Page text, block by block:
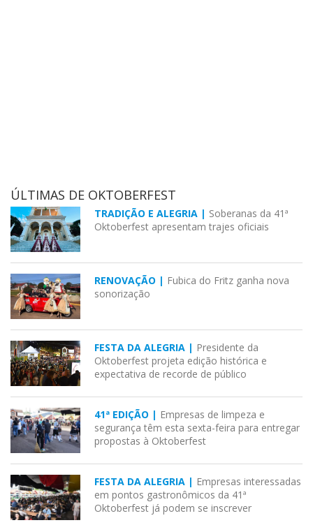
ÚLTIMAS DE OKTOBERFEST
TRADIÇÃO E ALEGRIA | Soberanas da 41ª
Oktoberfest apresentam trajes oficiais
RENOVAÇÃO | Fubica do Fritz ganha nova
sonorização
FESTA DA ALEGRIA | Presidente da
Oktoberfest projeta edição histórica e
expectativa de recorde de público
41ª EDIÇÃO | Empresas de limpeza e
segurança têm esta sexta-feira para entregar
propostas à Oktoberfest
FESTA DA ALEGRIA | Empresas interessadas
em pontos gastronômicos da 41ª
Oktoberfest já podem se inscrever